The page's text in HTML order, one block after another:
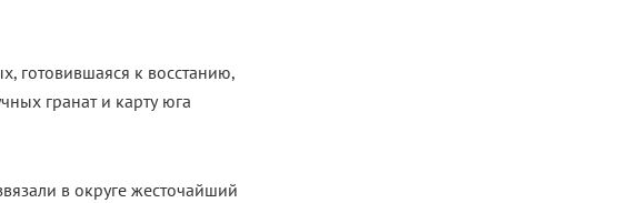
готовившаяся к восстанию,
гранат и карту юга
в округе жесточайший